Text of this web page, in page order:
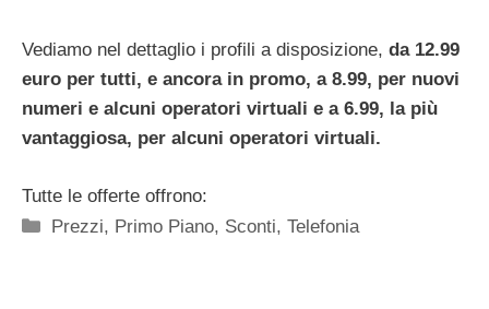
Vediamo nel dettaglio i profili a disposizione, da 12.99
euro per tutti, e ancora in promo, a 8.99, per nuovi
numeri e alcuni operatori virtuali e a 6.99, la più
vantaggiosa, per alcuni operatori virtuali.
Tutte le offerte offrono:
Categorie
Prezzi, Primo Piano, Sconti,Telefonia